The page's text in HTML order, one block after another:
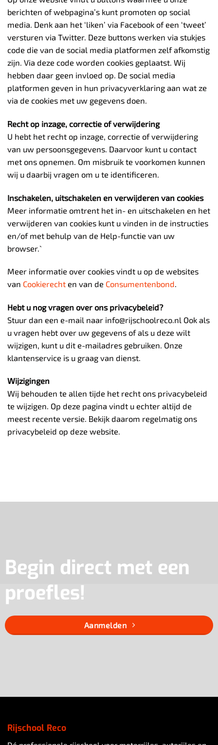
berichten of webpagina’s kunt promoten op social
media. Denk aan het ‘liken’ via Facebook of een ‘tweet’
versturen via Twitter. Deze buttons werken via stukjes
code die van de social media platformen zelf afkomstig
zijn. Via deze code worden cookies geplaatst. Wij
hebben daar geen invloed op. De social media
platformen geven in hun privacyverklaring aan wat ze
via de cookies met uw gegevens doen.
Recht op inzage, correctie of verwijdering
U hebt het recht op inzage, correctie of verwijdering
van uw persoonsgegevens. Daarvoor kunt u contact
met ons opnemen. Om misbruik te voorkomen kunnen
wij u daarbij vragen om u te identificeren.
Inschakelen, uitschakelen en verwijderen van cookies
Meer informatie omtrent het in- en uitschakelen en het
verwijderen van cookies kunt u vinden in de instructies
en/of met behulp van de Help-functie van uw
browser.`
Meer informatie over cookies vindt u op de websites
van Cookierecht en van de Consumentenbond.
Hebt u nog vragen over ons privacybeleid?
Stuur dan een e-mail naar info@rijschoolreco.nl Ook als
u vragen hebt over uw gegevens of als u deze wilt
wijzigen, kunt u dit e-mailadres gebruiken. Onze
klantenservice is u graag van dienst.
Wijzigingen
Wij behouden te allen tijde het recht ons privacybeleid
te wijzigen. Op deze pagina vindt u echter altijd de
meest recente versie. Bekijk daarom regelmatig ons
privacybeleid op deze website.
Begin direct met een
proefles!
Aanmelden
Rijschool Reco